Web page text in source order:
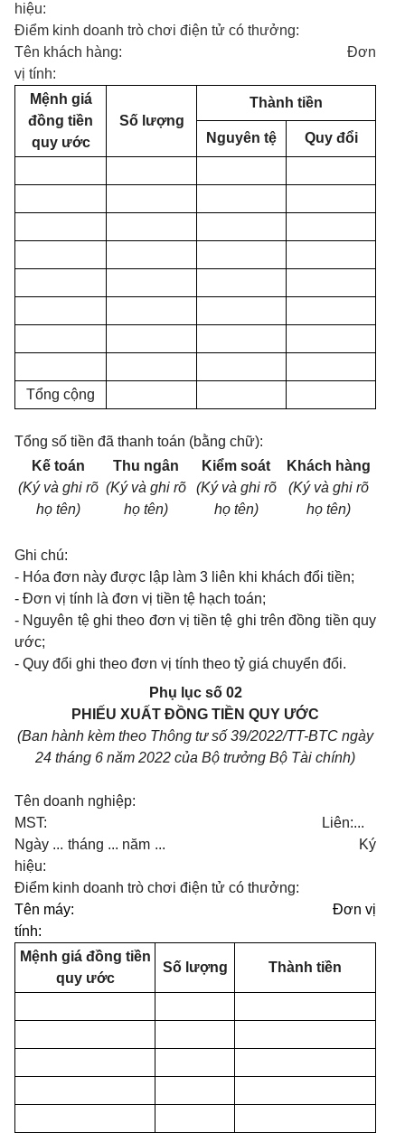
hiệu:
Điểm kinh doanh trò chơi điện tử có thưởng:
Tên khách hàng: Đơn
vị tính:
Mệnh giá
đồng tiền
quy ước
Số lượng
Thành tiền
Nguyên tệ Quy đổi
Tổng cộng
Tổng số tiền đã thanh toán (bằng chữ):
Kế toán
(Ký và ghi rõ
họ tên)
Thu ngân
(Ký và ghi rõ
họ tên)
Kiểm soát
(Ký và ghi rõ
họ tên)
Khách hàng
(Ký và ghi rõ
họ tên)
Ghi chú:
- Hóa đơn này được lập làm 3 liên khi khách đổi tiền;
- Đơn vị tính là đơn vị tiền tệ hạch toán;
- Nguyên tệ ghi theo đơn vị tiền tệ ghi trên đồng tiền quy
ước;
- Quy đổi ghi theo đơn vị tính theo tỷ giá chuyển đổi.
Phụ lục số 02
PHIẾU XUẤT ĐỒNG TIỀN QUY ƯỚC
(Ban hành kèm theo Thông tư số 39/2022/TT-BTC ngày
24 tháng 6 năm 2022 của Bộ trưởng Bộ Tài chính)
Tên doanh nghiệp:
MST: Liên:...
Ngày ... tháng ... năm ... Ký
hiệu:
Điểm kinh doanh trò chơi điện tử có thưởng:
Tên máy: Đơn vị
tính:
Mệnh giá đồng tiền
quy ước
Số lượng Thành tiền